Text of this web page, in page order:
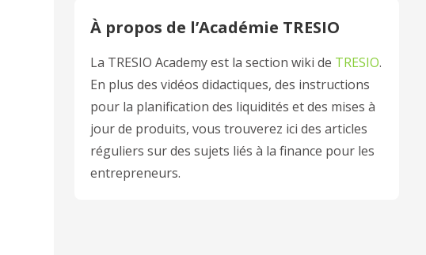
À propos de l’Académie TRESIO
La TRESIO Academy est la section wiki de TRESIO.
En plus des vidéos didactiques, des instructions
pour la planification des liquidités et des mises à
jour de produits, vous trouverez ici des articles
réguliers sur des sujets liés à la finance pour les
entrepreneurs.